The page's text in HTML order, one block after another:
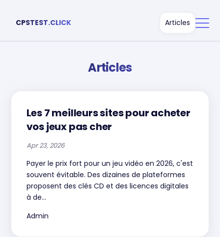
CPSTEST.CLICK Articles
Articles
Les 7 meilleurs sites pour acheter
vos jeux pas cher
Apr 23, 2026
Payer le prix fort pour un jeu vidéo en 2026, c'est
souvent évitable. Des dizaines de plateformes
proposent des clés CD et des licences digitales
à de...
Admin